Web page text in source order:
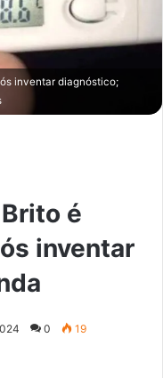
inventar diagnóstico;
é
inventar
0 19